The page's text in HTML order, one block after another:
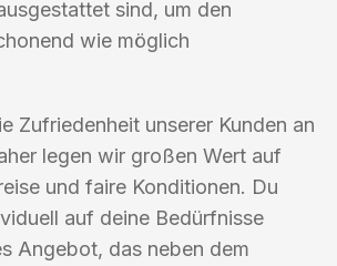
sind, um den
wie möglich
Zufriedenheit unserer Kunden an
legen wir großen Wert auf
und faire Konditionen. Du
auf deine Bedürfnisse
Angebot, das neben dem